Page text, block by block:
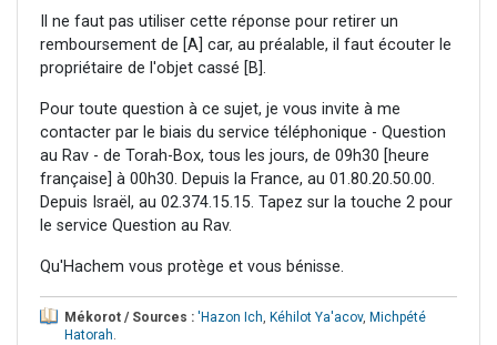
Il ne faut pas utiliser cette réponse pour retirer un
remboursement de [A] car, au préalable, il faut écouter le
propriétaire de l'objet cassé [B].
Pour toute question à ce sujet, je vous invite à me
contacter par le biais du service téléphonique - Question
au Rav - de Torah-Box, tous les jours, de 09h30 [heure
française] à 00h30. Depuis la France, au 01.80.20.50.00.
Depuis Israël, au 02.374.15.15. Tapez sur la touche 2 pour
le service Question au Rav.
Qu'Hachem vous protège et vous bénisse.
Mékorot / Sources : 'Hazon Ich, Kéhilot Ya'acov, Michpété
Hatorah.